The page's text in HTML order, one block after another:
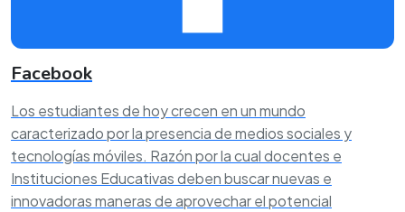
Facebook
Los estudiantes de hoy crecen en un mundo
caracterizado por la presencia de medios sociales y
tecnologías móviles. Razón por la cual docentes e
Instituciones Educativas deben buscar nuevas e
innovadoras maneras de aprovechar el potencial